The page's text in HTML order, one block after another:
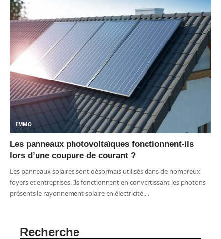
IMMO
Les panneaux photovoltaïques fonctionnent-ils
lors d’une coupure de courant ?
Les panneaux solaires sont désormais utilisés dans de nombreux
foyers et entreprises. Ils fonctionnent en convertissant les photons
présents le rayonnement solaire en électricité.…
Recherche